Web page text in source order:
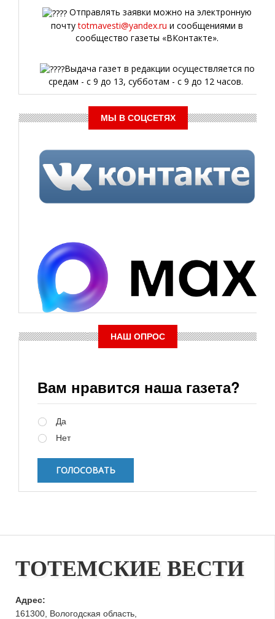
Отправлять заявки можно на электронную
почтуtotmavesti@yandex.ru и сообщениями в
сообщество газеты «ВКонтакте».
Выдача газет в редакции осуществляется по
средам - с 9 до 13, субботам - с 9 до 12 часов.
МЫ В СОЦСЕТЯХ
НАШ ОПРОС
Вам нравится наша газета?
Да
Нет
ТОТЕМСКИЕ ВЕСТИ
Адрес:
161300, Вологодская область,